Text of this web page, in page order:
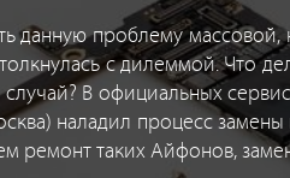
данную проблему
с дилеммой. Что
случай? В официальных
наладил процесс
ремонт таких Айфонов,